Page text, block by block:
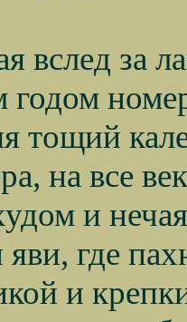
вслед за
годом
тощий
на все
и
где
и